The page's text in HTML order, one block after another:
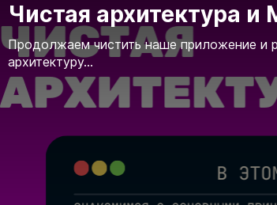
Чистая архитектура и
Продолжаем чистить наше приложение и
архитектуру...